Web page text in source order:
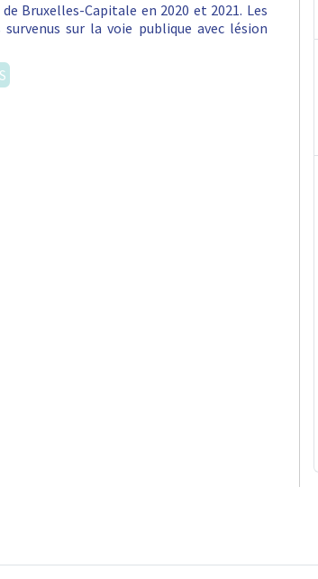
Bruxelles-Capitale en 2020 et 2021. Les
sur la voie publique avec lésion